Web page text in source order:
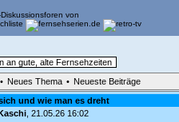
von
an gute, alte Fernsehzeiten
• Neues Thema • Neueste Beiträge
und wie man es dreht
Kaschi, 21.05.26 16:02